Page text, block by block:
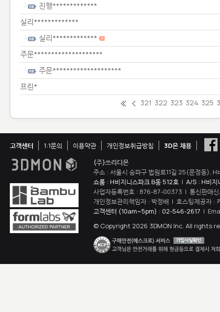
진행*************
실리*************
실리*************
주문********************
주문********************
프린*
321 322 323 324 325
고객센터 1:1문의 이용약관 개인정보취급방침
3D몬 채용
(주)쓰리디몬
주소 : 서울시 송파구 법원로11길 25(문정동),
쇼룸 : H비지니스파크 B동 512호 | A/S : H비지
사업자등록번호 : 876-87-00373 | 통신판매
개인정보관리책임자 : 박정배 | 호스팅제공자 :
고객센터 (10am~5pm) : 02-546-2617 |
© Copyright 2026 3DMON Inc. All rights